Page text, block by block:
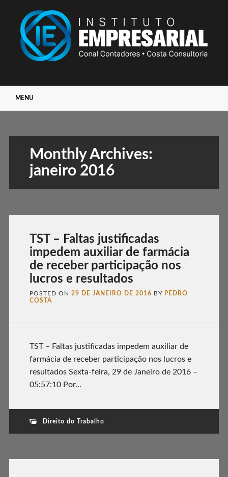
Main menu
MENU
Monthly Archives:
janeiro 2016
TST – Faltas justificadas
impedem auxiliar de farmácia
de receber participação nos
lucros e resultados
POSTED ON 29 DE JANEIRO DE 2016 BY PEDRO
COSTA
TST – Faltas justificadas impedem auxiliar de
farmácia de receber participação nos lucros e
resultados Sexta-feira, 29 de Janeiro de 2016 –
05:57:10 Por...
Direito do Trabalho